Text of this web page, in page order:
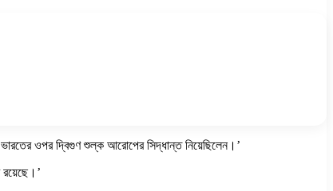
ভারতের ওপর দ্বিগুণ শুল্ক আরোপের সিদ্ধান্ত নিয়েছিলেন।’